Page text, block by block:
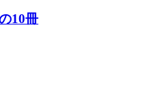
10冊